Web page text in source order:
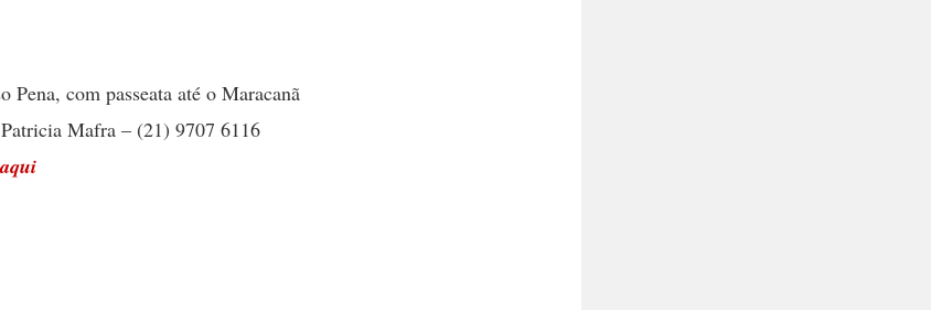
Pena, com passeata até o Maracanã
Mafra – (21) 9707 6116